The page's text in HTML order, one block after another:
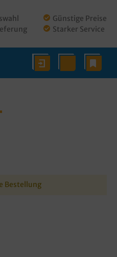
Günstige Preise
Starker Service
Bestellung